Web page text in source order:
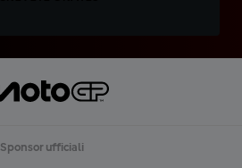
Sponsor ufficiali